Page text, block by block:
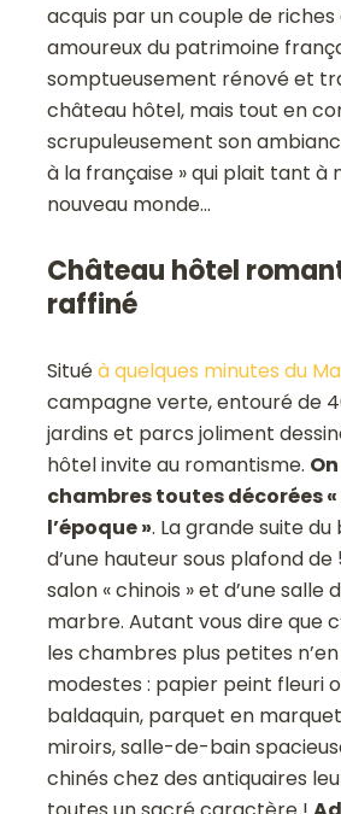
acquis par un couple de
amoureux du patrimoine
somptueusement rénové et
château hôtel, mais tout en
scrupuleusement son
à la française » qui plait tant à
nouveau monde…
Château hôtel
raffiné
Situéà quelques minutes du
campagne verte, entouré de
jardins et parcs joliment
hôtel invite au romantisme.
chambres toutes décorées
l’époque ». La grande suite
d’une hauteur sous plafond de
salon « chinois » et d’une salle
marbre. Autant vous dire que
les chambres plus petites
modestes : papier peint fleuri
baldaquin, parquet en
miroirs, salle-de-bain
chinés chez des antiquaires